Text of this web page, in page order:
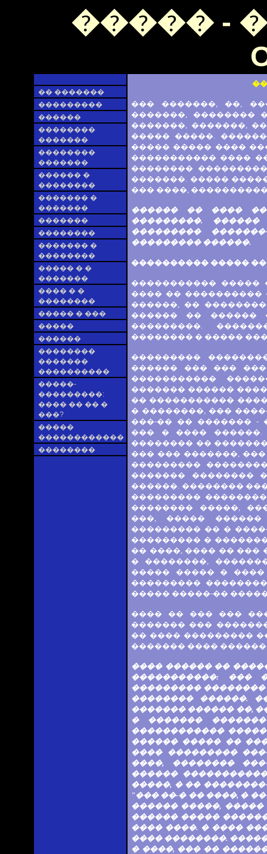
����� -
�� �������
���������
������
��������
�������
��������
�������
������ �
��������
������� �
�������
�������
��������
������� �
��������
����� � �
�������
���� � �
��������
����� � ���
�����
������
��������
�������
����������
�����-
���������:
���� �� �� �
���?
�����
������������
��������
��� �������, ��,
�������, ��������
�������, �������,
����� �����.
����� ����� ����
����������� ����
��������
�������. �����
��� ����,
������ �� ����
���������.
���������
��������� ������.
���������� �����
����������� �����
���� �� ����������
������, ��
������ �� ������
���������.
�������� � �����
���������
������ ��� ���
�����������
������� ������
�� �����������
� ��������, ���
���-�� �� ������� -
��� � ����
�������� ��
��� ��� �������,
���������
������� ��������
������. ��������
���������
�������� �����,
���, �����
��������� �� �
��������� �
�� ����, ���� �� ���
� ��������,
����� ����� �
���������
����� �����-��
���� �� ��� ���
������� ���
�� ���� ���������
������� ����
���� ������ ��
�����������: ���
��������� ��������
�������� ������.
������� ������ ��,
� �������
������������
������ ����� ��
���� ���������
����, ��������
������
�����, � ��
"��� ��-� �� ����, �
������ �����,
������ �����
���� ����. � ����
���� ��������.
� ����, ��� ��